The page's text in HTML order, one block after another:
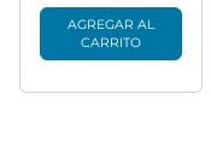
AGREGAR AL
CARRITO